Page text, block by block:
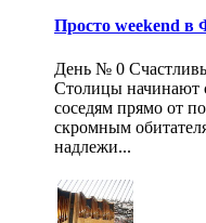
Просто weekend в
День № 0
Столицы начинают
соседям прямо от
скромным
надлежи...